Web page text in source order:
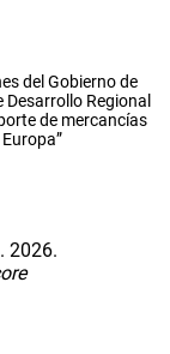
del Gobierno de
Regional
de mercancías
2026.